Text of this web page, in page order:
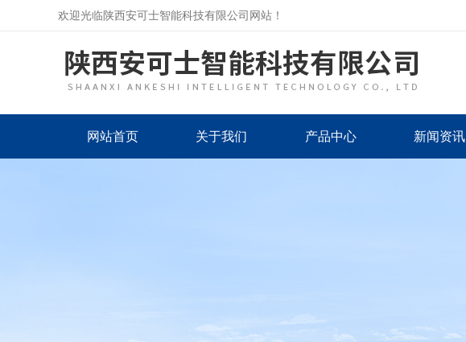
欢迎光临陕西安可士智能科技有限公司网站！
网站首页 关于我们 产品中心 新闻资讯